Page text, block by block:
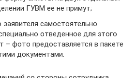
ГУВМ ее не примут;
самостоятельно
отведенное для этого
– фото предоставляется в пакете
документами.